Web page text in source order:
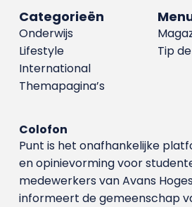
Tip
Categorieën
Onderwijs
Lifestyle
International
Themapagina’s
Colofon
Punt is het onafhankelijke
en opinievorming voor
medewerkers van Avans
informeert de gemeenschap